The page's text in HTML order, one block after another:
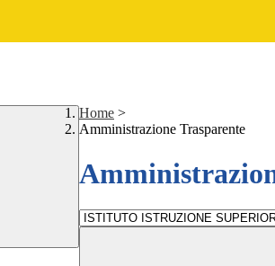
Home >
Amministrazione Trasparente